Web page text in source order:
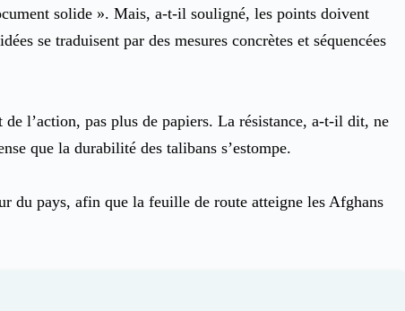
solide ». Mais, a-t-il souligné, les points doivent
se traduisent par des mesures concrètes et séquencées
l’action, pas plus de papiers. La résistance, a-t-il dit, ne
que la durabilité des talibans s’estompe.
du pays, afin que la feuille de route atteigne les Afghans